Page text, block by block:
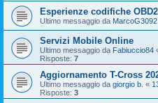
Esperienze codifiche
Ultimo messaggio da MarcoG3092
Servizi Mobile Online
Ultimo messaggio da Fabiuccio84
Risposte: 7
Aggiornamento T-Cross
Ultimo messaggio da giorgio b. «
Risposte: 3